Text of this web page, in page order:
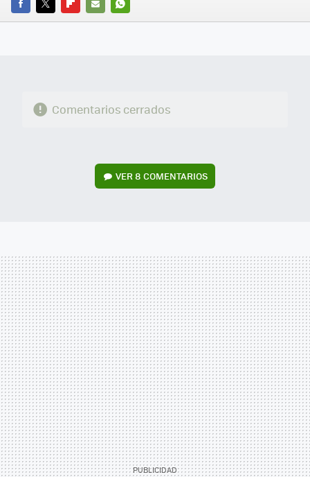
FACEBOOK
TWITTERFLIPBOARD
E-
WHATSAPP
Comentarios cerrados
VER8 COMENTARIOS